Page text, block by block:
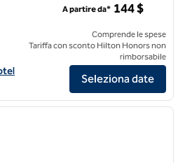
Joinery Hotel Pittsburgh, Curio
A partire da* 144 $
Comprende le spese
Tariffa con sconto Hilton Honors non
rimborsabile
Seleziona date
1/12